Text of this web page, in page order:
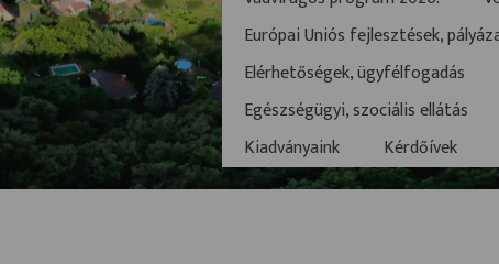
Európai Uniós fejlesztések,
Elérhetőségek, ügyfélfogadás
Egészségügyi, szociális ellátás
Kiadványaink
Kérdőívek